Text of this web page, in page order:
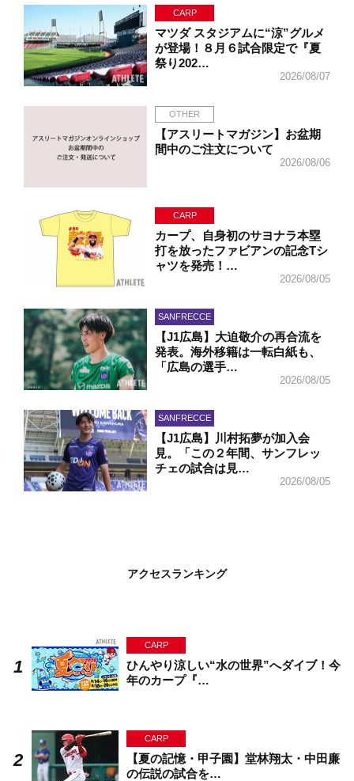
CARP
マツダ スタジアムに“涼”グルメ
が登場！８月６試合限定で『夏
祭り202…
2026/08/07
OTHER
【アスリートマガジン】お盆期
間中のご注文について
2026/08/06
CARP
カープ、自身初のサヨナラ本塁
打を放ったファビアンの記念Tシ
ャツを発売！…
2026/08/05
SANFRECCE
【J1広島】大迫敬介の再合流を
発表。海外移籍は一転白紙も、
「広島の選手…
2026/08/05
SANFRECCE
【J1広島】川村拓夢が加入会
見。「この２年間、サンフレッ
チェの試合は見…
2026/08/05
アクセスランキング
CARP
ひんやり涼しい“水の世界”へダイブ！今
年のカープ『…
CARP
【夏の記憶・甲子園】堂林翔太・中田廉
の伝説の試合を…